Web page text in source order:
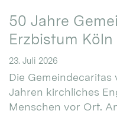
50 Jahre
Erzbistum Köln
23. Juli 2026
Die
Jahren kirchliches
Menschen vor Ort.